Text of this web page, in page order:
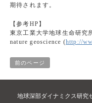
期待されます。
【参考HP】
東京工業大学地球生命研究
nature geoscience (http://
前のページ
地球深部ダイナミクス研究